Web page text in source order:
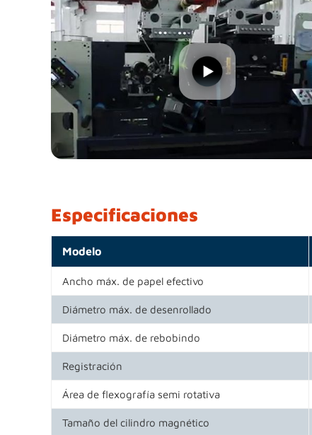
Especificaciones
Modelo
Ancho máx. de papel efectivo
Diámetro máx. de desenrollado
Diámetro máx. de rebobindo
Registración
Área de flexografía semi rotativa
Tamaño del cilindro magnético